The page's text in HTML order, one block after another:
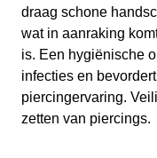
draag schone
wat in aanraking
is. Een hygiënische
infecties en
piercingervaring.
zetten van piercings.